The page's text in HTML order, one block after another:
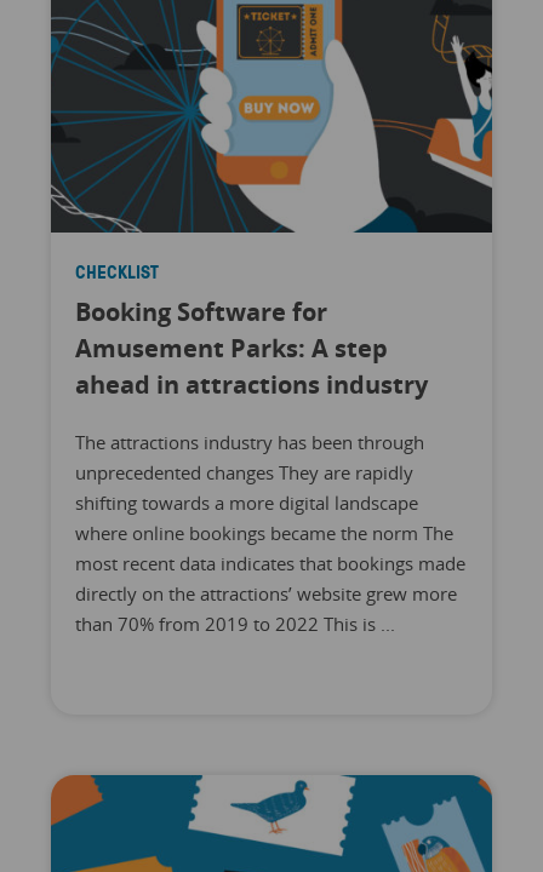
CHECKLIST
Booking Software for
Amusement Parks: A step
ahead in attractions industry
The attractions industry has been through
unprecedented changes They are rapidly
shifting towards a more digital landscape
where online bookings became the norm The
most recent data indicates that bookings made
directly on the attractions’ website grew more
than 70% from 2019 to 2022 This is ...